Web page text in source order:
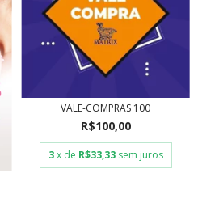
VALE-COMPRAS 100
R$100,00
3 x de R$33,33 sem juros